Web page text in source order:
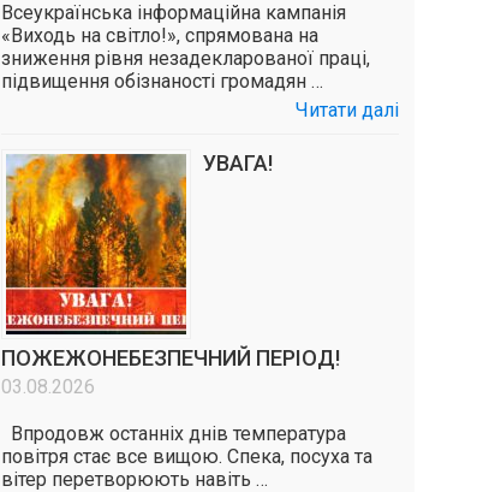
Всеукраїнська інформаційна кампанія
«Виходь на світло!», спрямована на
зниження рівня незадекларованої праці,
підвищення обізнаності громадян …
Читати далі
УВАГА!
ПОЖЕЖОНЕБЕЗПЕЧНИЙ ПЕРІОД!
03.08.2026
Впродовж останніх днів температура
повітря стає все вищою. Спека, посуха та
вітер перетворюють навіть …